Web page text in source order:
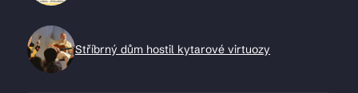
Stříbrný dům hostil kytarové virtuozy